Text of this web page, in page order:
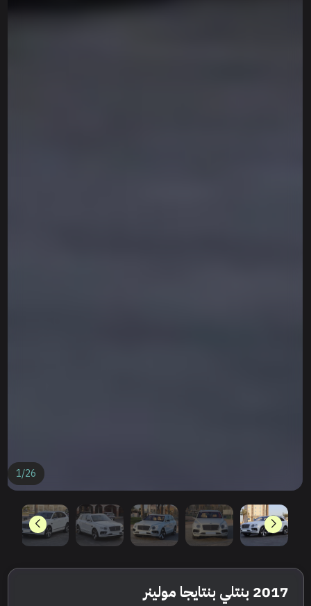
1/26
2017 بنتلي بنتايجا مولينر